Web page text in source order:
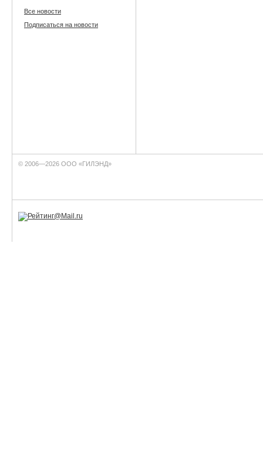
Все новости
Подписаться на новости
© 2006—2026 ООО «ГИЛЭНД»